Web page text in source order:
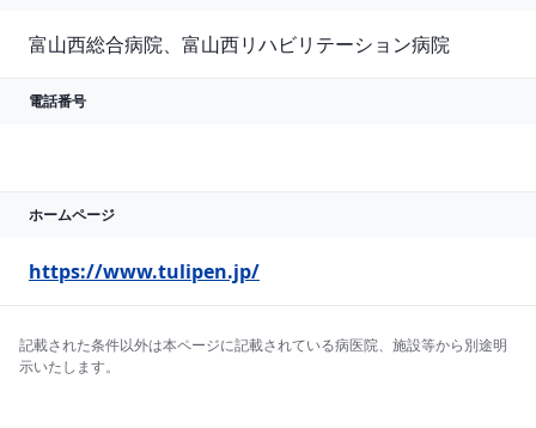
富山西総合病院、富山西リハビリテーション病院
電話番号
ホームページ
https://www.tulipen.jp/
記載された条件以外は本ページに記載されている病医院、施設等から別途明
示いたします。